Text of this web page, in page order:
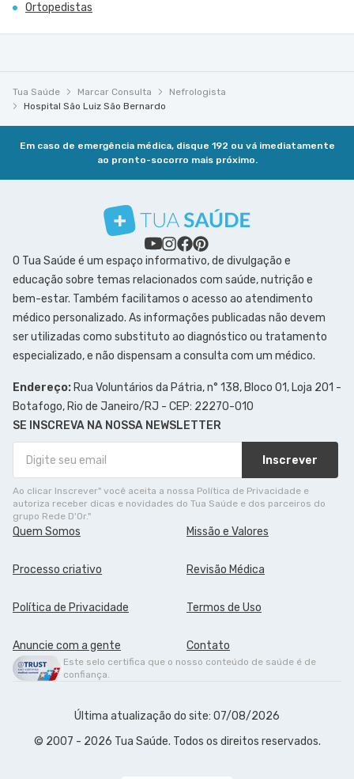
Ortopedistas
Tua Saúde Marcar Consulta
Nefrologista
Hospital São Luiz São Bernardo
Em caso de emergência médica, disque 192 ou vá imediatamente
ao pronto-socorro mais próximo.
O Tua Saúde é um espaço informativo, de divulgação e
educação sobre temas relacionados com saúde, nutrição e
bem-estar. Também facilitamos o acesso ao atendimento
médico personalizado. As informações publicadas não devem
ser utilizadas como substituto ao diagnóstico ou tratamento
especializado, e não dispensam a consulta com um médico.
Endereço: Rua Voluntários da Pátria, n° 138, Bloco 01, Loja 201 -
Botafogo, Rio de Janeiro/RJ - CEP: 22270-010
SE INSCREVA NA NOSSA NEWSLETTER
Inscrever
Ao clicar Inscrever" você aceita a nossa Política de Privacidade e
autoriza receber dicas e novidades do Tua Saúde e dos parceiros do
grupo Rede D'Or."
Quem Somos Missão e Valores
Processo criativo Revisão Médica
Política de Privacidade Termos de Uso
Anuncie com a gente Contato
Este selo certifica que o nosso conteúdo de saúde é de
confiança.
Última atualização do site: 07/08/2026
© 2007 - 2026 Tua Saúde. Todos os direitos reservados.